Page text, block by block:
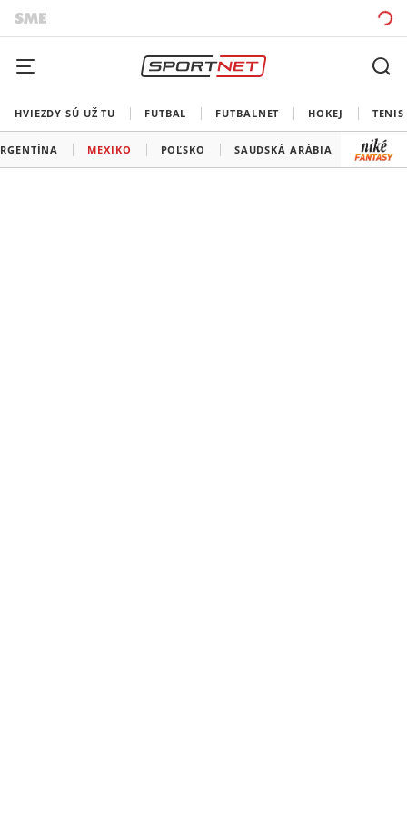
HVIEZDY SÚ UŽ TU FUTBAL FUTBALNET HOKEJ TENIS
MEXIKO POĽSKO SAUDSKÁ ARÁBIA